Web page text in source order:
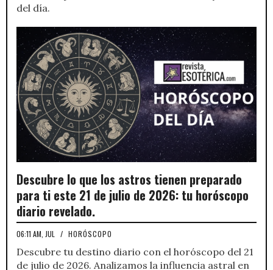
del día.
Descubre lo que los astros tienen preparado
para ti este 21 de julio de 2026: tu horóscopo
diario revelado.
06:11 AM, JUL / HORÓSCOPO
Descubre tu destino diario con el horóscopo del 21
de julio de 2026. Analizamos la influencia astral en